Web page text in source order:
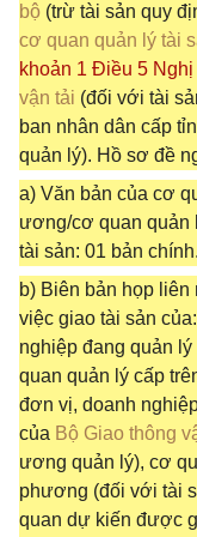
bộ (trừ tài sản quy
cơ quan quản lý tài
khoản 1 Điều 5 Nghị
vận tải (đối với tài
ban nhân dân cấp
quản lý). Hồ sơ đề
a) Văn bản của cơ
ương/cơ quan quản
tài sản: 01 bản chính.
b) Biên bản họp
việc giao tài sản
nghiệp đang quản
quan quản lý cấp
đơn vị, doanh
của Bộ Giao thông
ương quản lý), cơ
phương (đối với tài
quan dự kiến được